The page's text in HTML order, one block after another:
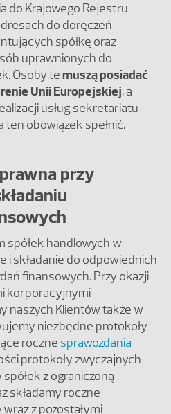
do Krajowego Rejestru
do doręczeń –
spółkę oraz
uprawnionych do
Osoby temuszą posiadać
Unii Europejskiej, a
usług sekretariatu
obowiązek spełnić.
przy
spółek handlowych w
i składanie do odpowiednich
finansowych. Przy okazji
korporacyjnymi
naszych Klientów także w
niezbędne protokoły
roczne sprawozdania
protokoły zwyczajnych
z ograniczoną
składamy roczne
z pozostałymi